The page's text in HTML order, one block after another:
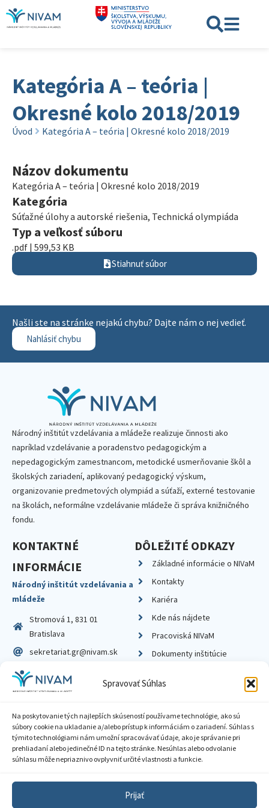
Spravovať Súhlas
Na poskytovanie tých najlepších skúseností používame technológie, ako sú
súbory cookie na ukladanie a/alebo prístup k informáciám o zariadení. Súhlas s
týmito technológiami nám umožní spracovávať údaje, ako je správanie pri
prehliadaní alebo jedinečné ID na tejto stránke. Nesúhlas alebo odvolanie
súhlasu môže nepriaznivo ovplyvniť určité vlastnosti a funkcie.
Prijať
Kategória A – teória |
Okresné kolo 2018/2019
Úvod Kategória A – teória | Okresné kolo 2018/2019
Názov dokumentu
Kategória A – teória | Okresné kolo 2018/2019
Kategória
Súťažné úlohy a autorské riešenia, Technická olympiáda
Typ a veľkosť súboru
.pdf | 599,53 KB
Stiahnuť súbor
Našli ste na stránke nejakú chybu? Dajte nám o nej vedieť.
Nahlásiť chybu
Národný inštitút vzdelávania a mládeže realizuje činnosti ako
napríklad vzdelávanie a poradenstvo pedagogickým a
nepedagogickým zamestnancom, metodické usmerňovanie škôl a
školských zariadení, aplikovaný pedagogický výskum,
organizovanie predmetových olympiád a súťaží, externé testovanie
na školách, neformálne vzdelávanie mládeže či správa knižničného
fondu.
KONTAKTNÉ
INFORMÁCIE
Národný inštitút vzdelávania a
mládeže
Stromová 1, 831 01
Bratislava
sekretariat.gr@nivam.sk
IČO: 00164348
DIČ: 2020798714
DÔLEŽITÉ ODKAZY
Základné informácie o NIVaM
Kontakty
Kariéra
Kde nás nájdete
Pracoviská NIVaM
Dokumenty inštitúcie
Zásady ochrany súkromia
Sprístupnenie informácií